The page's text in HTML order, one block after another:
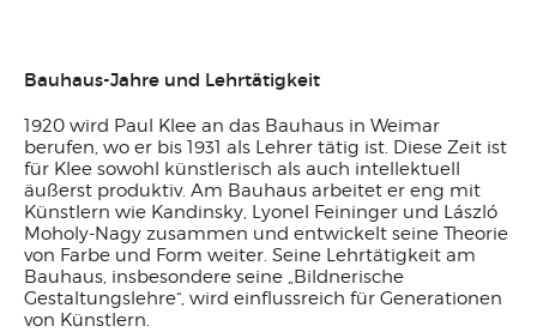
Bauhaus-Jahre und Lehrtätigkeit
1920 wird Paul Klee an das Bauhaus in Weimar
berufen, wo er bis 1931 als Lehrer tätig ist. Diese Zeit ist
für Klee sowohl künstlerisch als auch intellektuell
äußerst produktiv. Am Bauhaus arbeitet er eng mit
Künstlern wie Kandinsky, Lyonel Feininger und László
Moholy-Nagy zusammen und entwickelt seine Theorie
von Farbe und Form weiter. Seine Lehrtätigkeit am
Bauhaus, insbesondere seine „Bildnerische
Gestaltungslehre“, wird einflussreich für Generationen
von Künstlern.